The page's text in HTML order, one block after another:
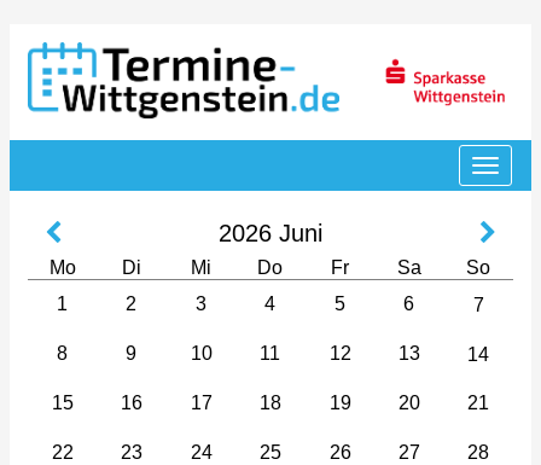
2026 Juni
Mo Di Mi Do Fr Sa
So
1
2 3 4 5 6 7
8 9 10 11 12 13 14
15 16 17 18 19 20 21
22 23 24 25 26 27 28